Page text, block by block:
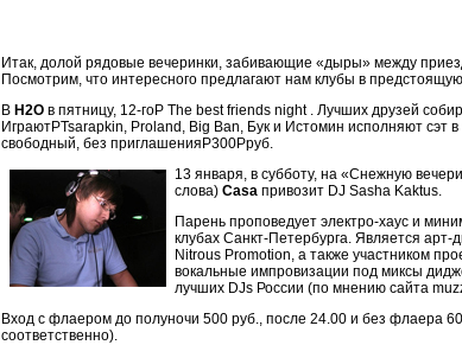
Итак, долой рядовые вечеринки, забивающие «дыры» между
Посмотрим, что интересного предлагают нам клубы в
В Н2О в пятницу, 12-гоP The best friends night . Лучших друзей
ИграютPTsarapkin, Proland, Big Ban, Бук и Истомин исполняют сэт
свободный, без приглашенияP300Pруб.
13 января, в субботу, на «Снежную
слова) Casa привозит DJ Sasha Kaktus.
Парень проповедует электро-хаус и
клубах Санкт-Петербурга. Является арт-
Nitrous Promotion, а также участником
вокальные импровизации под миксы
лучших DJs России (по мнению сайта
Вход с флаером до полуночи 500 руб., после 24.00 и без флаера
соответственно).